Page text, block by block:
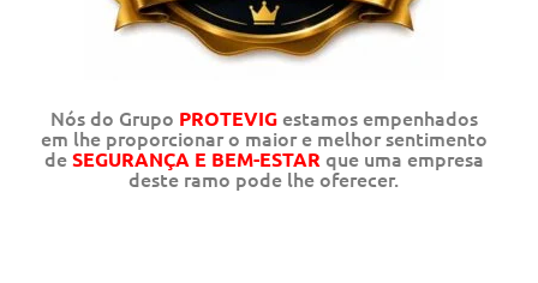
Nós do Grupo PROTEVIGestamos empenhados
em lhe proporcionar o maior e melhor sentimento
deSEGURANÇA E BEM-ESTAR que uma empresa
deste ramo pode lhe oferecer.